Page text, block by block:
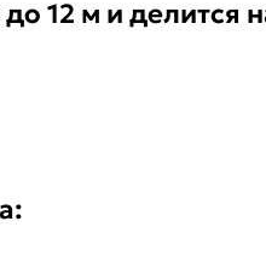
12 м и делится